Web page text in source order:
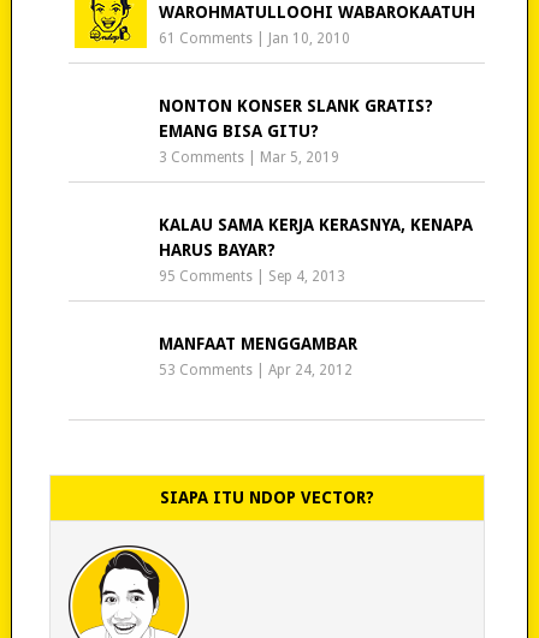
WAROHMATULLOOHI WABAROKAATUH
61 Comments Jan 10, 2010
NONTON KONSER SLANK GRATIS?
EMANG BISA GITU?
3 Comments Mar 5, 2019
KALAU SAMA KERJA KERASNYA, KENAPA
HARUS BAYAR?
95 Comments Sep 4, 2013
MANFAAT MENGGAMBAR
53 Comments |Apr 24, 2012
SIAPA ITU NDOP VECTOR?